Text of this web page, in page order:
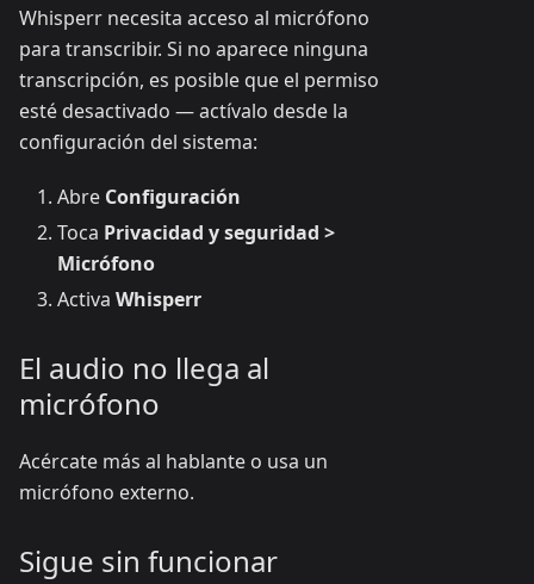
Whisperr necesita acceso al micrófono
para transcribir. Si no aparece ninguna
transcripción, es posible que el permiso
esté desactivado — actívalo desde la
configuración del sistema:
Abre Configuración
Toca Privacidad y seguridad >
Micrófono
Activa Whisperr
El audio no llega al
micrófono
Acércate más al hablante o usa un
micrófono externo.
Sigue sin funcionar